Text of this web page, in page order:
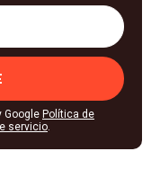
Google Política de
servicio.